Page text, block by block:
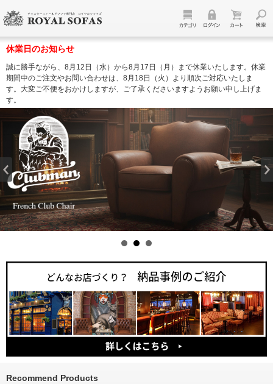
休業日のお知らせ
誠に勝手ながら、8月12日（水）から8月17日（月）まで休業いたします。休業
期間中のご注文やお問い合わせは、8月18日（火）より順次ご対応いたしま
す。大変ご不便をおかけしますが、ご了承くださいますようお願い申し上げま
す。
Recommend Products